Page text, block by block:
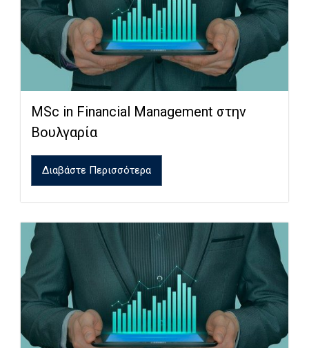
MSc in Financial Management στην
Βουλγαρία
Διαβάστε Περισσότερα